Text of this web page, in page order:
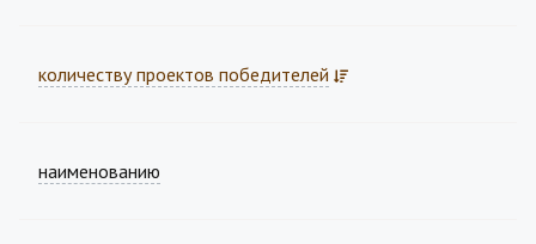
количеству проектов победителей
наименованию